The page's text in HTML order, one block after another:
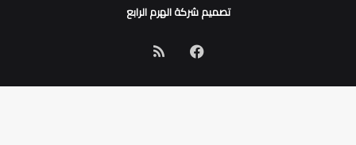
تصميم شركة الهرم الرابع
فيسبوك
الموقع